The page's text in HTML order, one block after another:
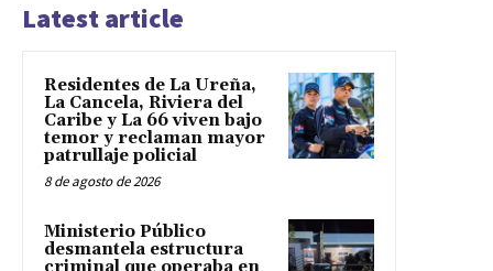
Latest article
Residentes de La Ureña,
La Cancela, Riviera del
Caribe y La 66 viven bajo
temor y reclaman mayor
patrullaje policial
8 de agosto de 2026
Ministerio Público
desmantela estructura